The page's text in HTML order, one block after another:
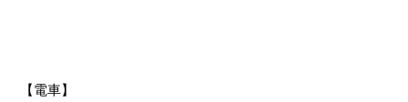
【電車】